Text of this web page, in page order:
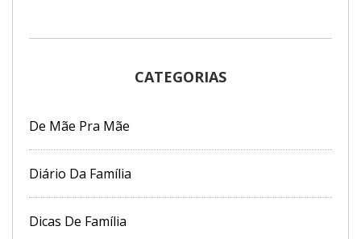
CATEGORIAS
De Mãe Pra Mãe
Diário Da Família
Dicas De Família